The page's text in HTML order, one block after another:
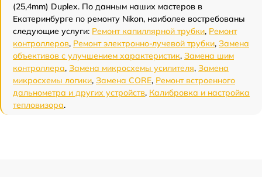
(25,4mm) Duplex. По данным наших мастеров в
Екатеринбурге по ремонту Nikon, наиболее востребованы
следующие услуги: Ремонт капиллярной трубки, Ремонт
контроллеров, Ремонт электронно-лучевой трубки, Замена
объективов с улучшением характеристик, Замена шим
контроллера, Замена микросхемы усилителя, Замена
микросхемы логики, Замена CORE, Ремонт встроенного
дальнометра и других устройств, Калибровка и настройка
тепловизора.